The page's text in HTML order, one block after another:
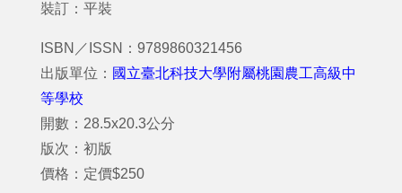
裝訂：平裝
ISBN／ISSN：9789860321456
出版單位： 國立臺北科技大學附屬桃園農工高級中
等學校
開數：28.5x20.3公分
版次：初版
價格：定價$250